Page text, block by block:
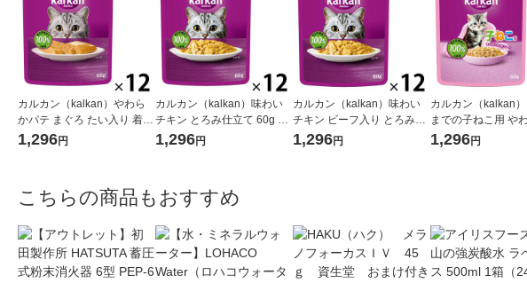
カルカン（kalkan）やわら
かパテ まぐろ たい入り 着色
料・発色剤 無添加 60g 12袋
1,296円
カルカン（kalkan）味わい
チキン とろみ仕立て 60g 12
袋 マースジャパン キャット
1,296円
カルカン（kalkan）味わい
チキン ビーフ入り とろみ仕
立て 60g 12袋 マースジャパ
1,296円
カルカン（kalkan）
までの子ねこ用 や
キン とろみ仕立て
1,296円
こちらの商品もおすすめ